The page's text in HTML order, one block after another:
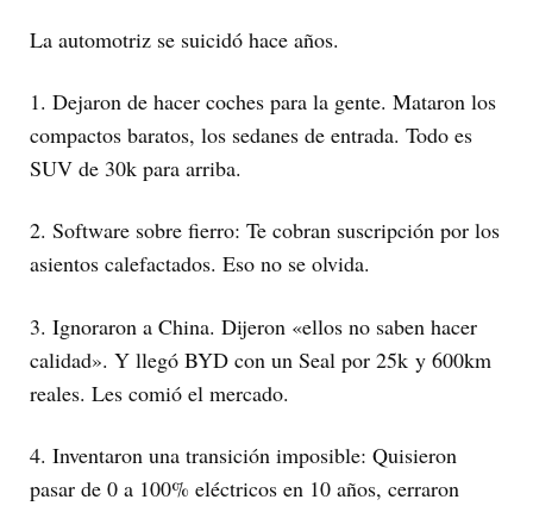
La automotriz se suicidó hace años.
1. Dejaron de hacer coches para la gente. Mataron los
compactos baratos, los sedanes de entrada. Todo es
SUV de 30k para arriba.
2. Software sobre fierro: Te cobran suscripción por los
asientos calefactados. Eso no se olvida.
3. Ignoraron a China. Dijeron «ellos no saben hacer
calidad». Y llegó BYD con un Seal por 25k y 600km
reales. Les comió el mercado.
4. Inventaron una transición imposible: Quisieron
pasar de 0 a 100% eléctricos en 10 años, cerraron